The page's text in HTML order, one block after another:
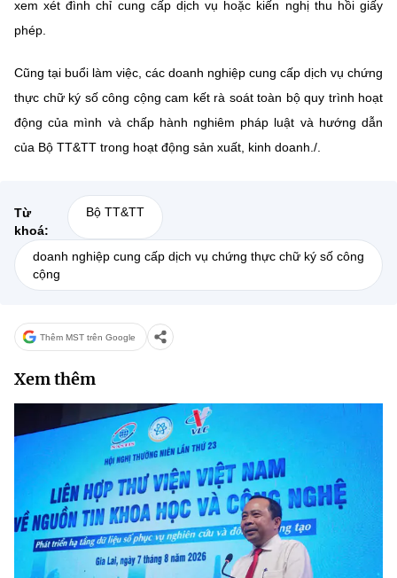
xem xét đình chỉ cung cấp dịch vụ hoặc kiến nghị thu hồi giấy
phép.
Cũng tại buổi làm việc, các doanh nghiệp cung cấp dịch vụ chứng
thực chữ ký số công cộng cam kết rà soát toàn bộ quy trình hoạt
động của mình và chấp hành nghiêm pháp luật và hướng dẫn
của Bộ TT&TT trong hoạt động sản xuất, kinh doanh./.
Từ
khoá:
Bộ TT&TT
doanh nghiệp cung cấp dịch vụ chứng thực chữ ký số công
cộng
Thêm MST trên Google
Xem thêm